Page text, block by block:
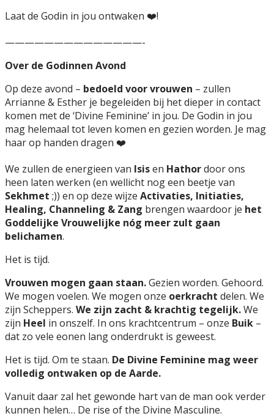
Laat de Godin in jou ontwaken ❤️!
——————————————-
Over de Godinnen Avond
Op deze avond – bedoeld voor vrouwen – zullen
Arrianne & Esther je begeleiden bij het dieper in contact
komen met de ‘Divine Feminine’ in jou. De Godin in jou
mag helemaal tot leven komen en gezien worden. Je mag
haar op handen dragen ❤️
We zullen de energieen van Isisen Hathordoor ons
heen laten werken (en wellicht nog een beetje van
Sekhmet ;)) en op deze wijze Activaties, Initiaties,
Healing, Channeling & Zang brengen waardoor je het
Goddelijke Vrouwelijke nóg meer zult gaan
belichamen.
Het is tijd.
Vrouwen mogen gaan staan.Gezien worden. Gehoord.
We mogen voelen. We mogen onze oerkracht delen. We
zijn Scheppers. We zijn zacht & krachtig tegelijk.We
zijn Heel in onszelf. In ons krachtcentrum – onze Buik –
dat zo vele eonen lang onderdrukt is geweest.
Het is tijd. Om te staan. De Divine Feminine mag weer
volledig ontwaken op de Aarde.
Vanuit daar zal het gewonde hart van de man ook verder
kunnen helen… De rise of the Divine Masculine.